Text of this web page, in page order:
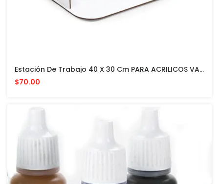
Estación De Trabajo 40 X 30 Cm PARA ACRILICOS VALLEJO Y ACCESORIOS
$70.00